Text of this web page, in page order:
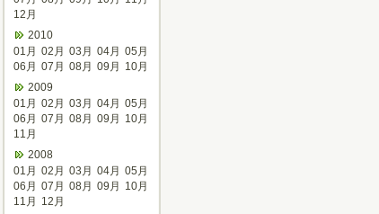
12月
2010
01月 02月 03月 04月 05月
06月 07月 08月 09月
10月
2009
01月 02月 03月 04月 05月
06月 07月 08月 09月
10月
11月
2008
01月 02月 03月 04月 05月
06月 07月 08月 09月
10月
11月
12月